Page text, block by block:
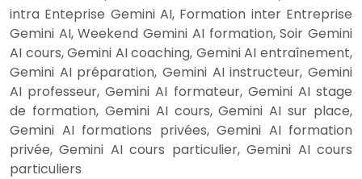
intra Enteprise Gemini AI, Formation inter Entreprise
Gemini AI, Weekend Gemini AI formation, Soir Gemini
AI cours, Gemini AI coaching, Gemini AI entraînement,
Gemini AI préparation, Gemini AI instructeur, Gemini
AI professeur, Gemini AI formateur, Gemini AI stage
de formation, Gemini AI cours, Gemini AI sur place,
Gemini AI formations privées, Gemini AI formation
privée, Gemini AI cours particulier, Gemini AI cours
particuliers